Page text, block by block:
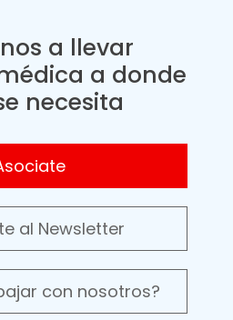
a llevar
a donde
necesita
al Newsletter
con nosotros?